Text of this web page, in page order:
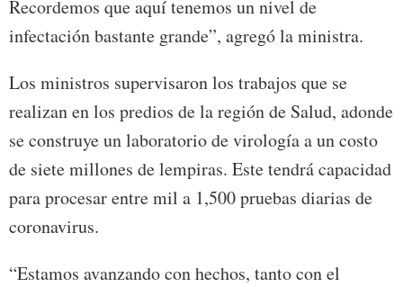
Recordemos que aquí tenemos un nivel de
infectación bastante grande”, agregó la ministra.
Los ministros supervisaron los trabajos que se
realizan en los predios de la región de Salud, adonde
se construye un laboratorio de virología a un costo
de siete millones de lempiras. Este tendrá capacidad
para procesar entre mil a 1,500 pruebas diarias de
coronavirus.
“Estamos avanzando con hechos, tanto con el